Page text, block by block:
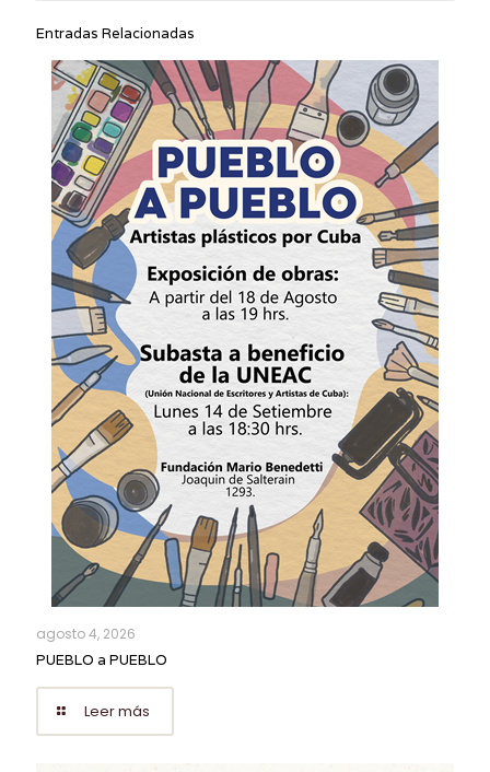
Entradas Relacionadas
agosto 4, 2026
PUEBLO a PUEBLO
Leer más